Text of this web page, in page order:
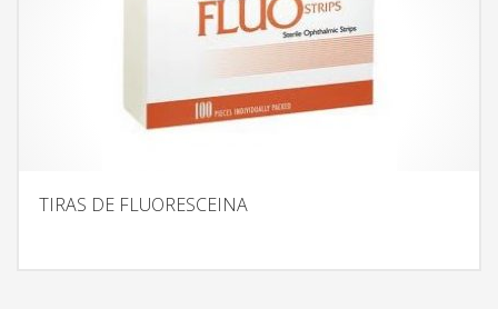
TIRAS DE FLUORESCEINA